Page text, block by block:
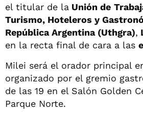
el titular de la Unión de
Turismo, Hoteleros y
República Argentina (Uthgra),
en la recta final de cara a las
Milei será el orador principal
organizado por el gremio
de las 19 en el Salón Golden
Parque Norte.